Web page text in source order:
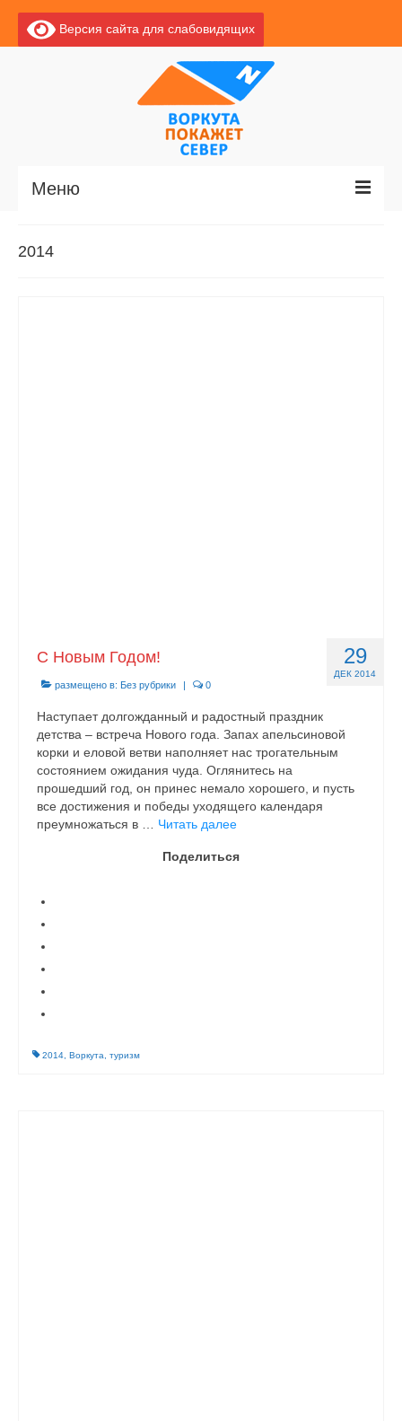
Версия сайта для слабовидящих
Меню
2014
29
ДЕК 2014
С Новым Годом!
размещено в: Без рубрики | 0
Наступает долгожданный и радостный праздник
детства – встреча Нового года. Запах апельсиновой
корки и еловой ветви наполняет нас трогательным
состоянием ожидания чуда. Оглянитесь на
прошедший год, он принес немало хорошего, и пусть
все достижения и победы уходящего календаря
преумножаться в … Читать далее
Поделиться
2014 Воркута туризм